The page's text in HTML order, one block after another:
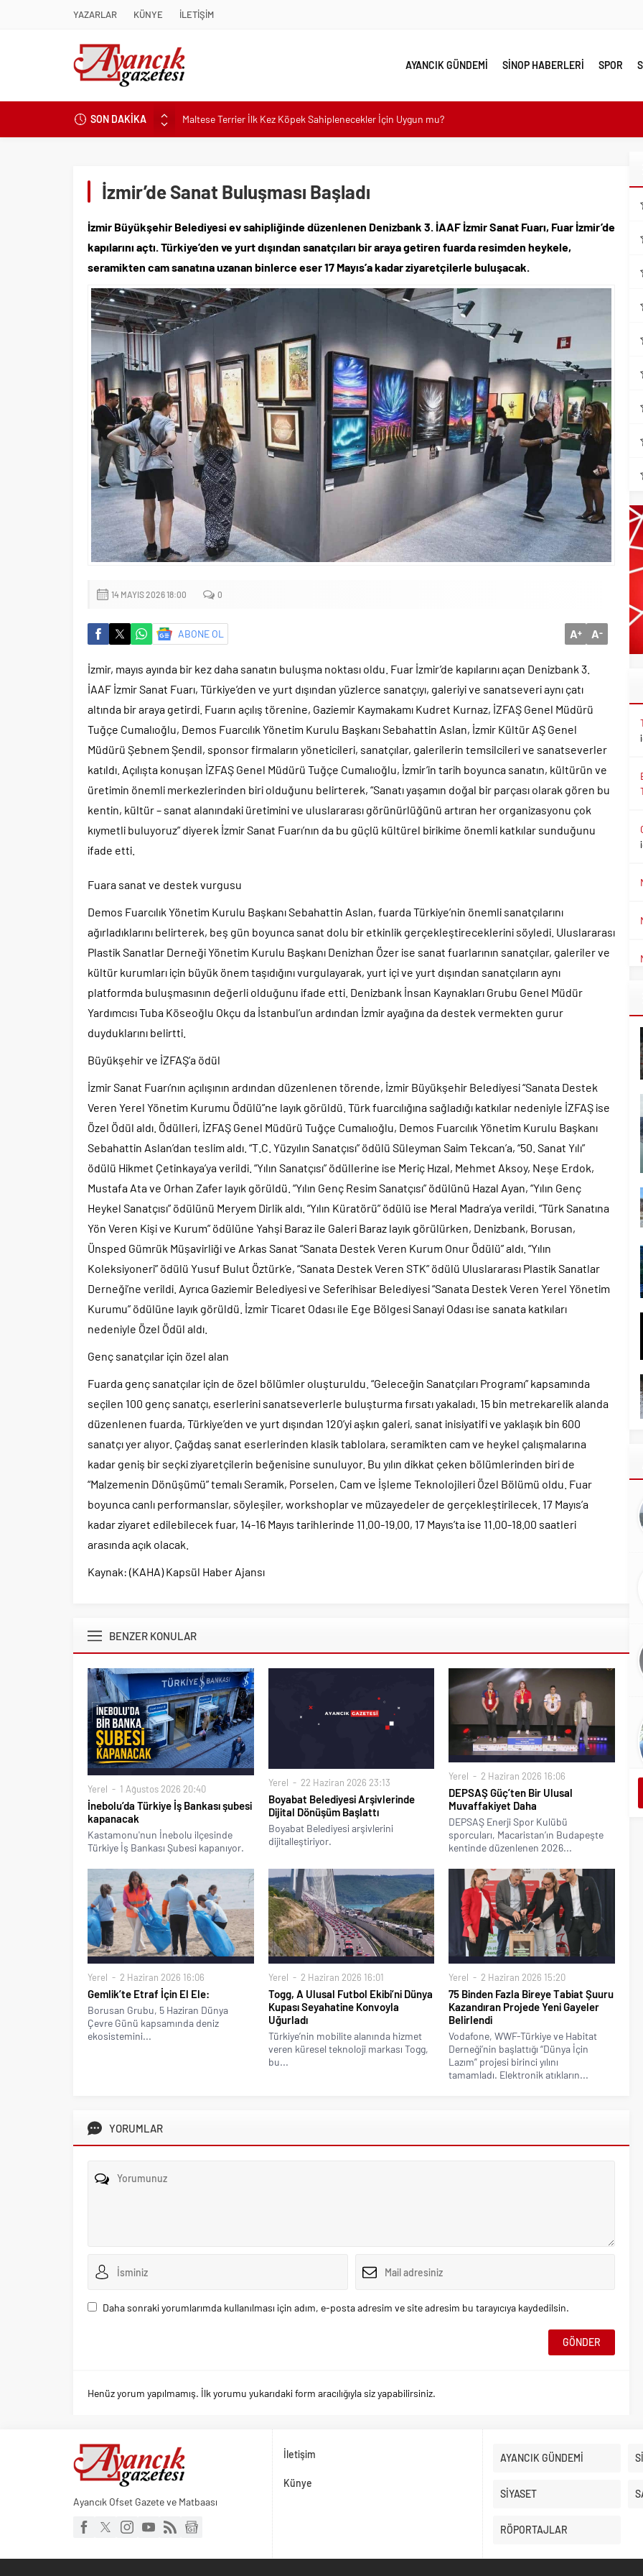
YAZARLAR KÜNYE İLETİŞİM
AYANCIK GÜNDEMİ SİNOP HABERLERİ SPOR
SON DAKİKA
Hastalıktan Ari İşletmelerde Yeni Model Ele Alındı
Üsküdar’da Açık Hava Sinema Günleri Nostalji Dolu Klasiklerle Devam Ediyor
Sinop’ta Denize Girilecek 3 Mükemmel Yer
İzmir’de Sanat Buluşması Başladı
İzmir Büyükşehir Belediyesi ev sahipliğinde düzenlenen Denizbank 3. İAAF İzmir Sanat Fuarı, Fuar İzmir’de
kapılarını açtı. Türkiye’den ve yurt dışından sanatçıları bir araya getiren fuarda resimden heykele,
seramikten cam sanatına uzanan binlerce eser 17 Mayıs’a kadar ziyaretçilerle buluşacak.
14 MAYIS 2026 18:00 0
ABONE OL A+ A-
İzmir, mayıs ayında bir kez daha sanatın buluşma noktası oldu. Fuar İzmir’de kapılarını açan Denizbank 3.
İAAF İzmir Sanat Fuarı, Türkiye’den ve yurt dışından yüzlerce sanatçıyı, galeriyi ve sanatseveri aynı çatı
altında bir araya getirdi. Fuarın açılış törenine, Gaziemir Kaymakamı Kudret Kurnaz, İZFAŞ Genel Müdürü
Tuğçe Cumalıoğlu, Demos Fuarcılık Yönetim Kurulu Başkanı Sebahattin Aslan, İzmir Kültür AŞ Genel
Müdürü Şebnem Şendil, sponsor firmaların yöneticileri, sanatçılar, galerilerin temsilcileri ve sanatseverler
katıldı. Açılışta konuşan İZFAŞ Genel Müdürü Tuğçe Cumalıoğlu, İzmir’in tarih boyunca sanatın, kültürün ve
üretimin önemli merkezlerinden biri olduğunu belirterek, “Sanatı yaşamın doğal bir parçası olarak gören bu
kentin, kültür – sanat alanındaki üretimini ve uluslararası görünürlüğünü artıran her organizasyonu çok
kıymetli buluyoruz” diyerek İzmir Sanat Fuarı’nın da bu güçlü kültürel birikime önemli katkılar sunduğunu
ifade etti.
Fuara sanat ve destek vurgusu
Demos Fuarcılık Yönetim Kurulu Başkanı Sebahattin Aslan, fuarda Türkiye’nin önemli sanatçılarını
ağırladıklarını belirterek, beş gün boyunca sanat dolu bir etkinlik gerçekleştireceklerini söyledi. Uluslararası
Plastik Sanatlar Derneği Yönetim Kurulu Başkanı Denizhan Özer ise sanat fuarlarının sanatçılar, galeriler ve
kültür kurumları için büyük önem taşıdığını vurgulayarak, yurt içi ve yurt dışından sanatçıların aynı
platformda buluşmasının değerli olduğunu ifade etti. Denizbank İnsan Kaynakları Grubu Genel Müdür
Yardımcısı Tuba Köseoğlu Okçu da İstanbul’un ardından İzmir ayağına da destek vermekten gurur
duyduklarını belirtti.
Büyükşehir ve İZFAŞ’a ödül
İzmir Sanat Fuarı’nın açılışının ardından düzenlenen törende, İzmir Büyükşehir Belediyesi “Sanata Destek
Veren Yerel Yönetim Kurumu Ödülü”ne layık görüldü. Türk fuarcılığına sağladığı katkılar nedeniyle İZFAŞ ise
Özel Ödül aldı. Ödülleri, İZFAŞ Genel Müdürü Tuğçe Cumalıoğlu, Demos Fuarcılık Yönetim Kurulu Başkanı
Sebahattin Aslan’dan teslim aldı. “T.C. Yüzyılın Sanatçısı” ödülü Süleyman Saim Tekcan’a, “50. Sanat Yılı”
ödülü Hikmet Çetinkaya’ya verildi. “Yılın Sanatçısı” ödüllerine ise Meriç Hızal, Mehmet Aksoy, Neşe Erdok,
Mustafa Ata ve Orhan Zafer layık görüldü. “Yılın Genç Resim Sanatçısı” ödülünü Hazal Ayan, “Yılın Genç
Heykel Sanatçısı” ödülünü Meryem Dirlik aldı. “Yılın Küratörü” ödülü ise Meral Madra’ya verildi. “Türk Sanatına
Yön Veren Kişi ve Kurum” ödülüne Yahşi Baraz ile Galeri Baraz layık görülürken, Denizbank, Borusan,
Ünsped Gümrük Müşavirliği ve Arkas Sanat “Sanata Destek Veren Kurum Onur Ödülü” aldı. “Yılın
Koleksiyoneri” ödülü Yusuf Bulut Öztürk’e, “Sanata Destek Veren STK” ödülü Uluslararası Plastik Sanatlar
Derneği’ne verildi. Ayrıca Gaziemir Belediyesi ve Seferihisar Belediyesi “Sanata Destek Veren Yerel Yönetim
Kurumu” ödülüne layık görüldü. İzmir Ticaret Odası ile Ege Bölgesi Sanayi Odası ise sanata katkıları
nedeniyle Özel Ödül aldı.
Genç sanatçılar için özel alan
Fuarda genç sanatçılar için de özel bölümler oluşturuldu. “Geleceğin Sanatçıları Programı” kapsamında
seçilen 100 genç sanatçı, eserlerini sanatseverlerle buluşturma fırsatı yakaladı. 15 bin metrekarelik alanda
düzenlenen fuarda, Türkiye’den ve yurt dışından 120’yi aşkın galeri, sanat inisiyatifi ve yaklaşık bin 600
sanatçı yer alıyor. Çağdaş sanat eserlerinden klasik tablolara, seramikten cam ve heykel çalışmalarına
kadar geniş bir seçki ziyaretçilerin beğenisine sunuluyor. Bu yılın dikkat çeken bölümlerinden biri de
“Malzemenin Dönüşümü” temalı Seramik, Porselen, Cam ve İşleme Teknolojileri Özel Bölümü oldu. Fuar
boyunca canlı performanslar, söyleşiler, workshoplar ve müzayedeler de gerçekleştirilecek. 17 Mayıs’a
kadar ziyaret edilebilecek fuar, 14-16 Mayıs tarihlerinde 11.00-19.00, 17 Mayıs’ta ise 11.00-18.00 saatleri
arasında açık olacak.
Kaynak: (KAHA) Kapsül Haber Ajansı
BENZER KONULAR
Yerel 1 Ağustos 2026 20:40
İnebolu’da Türkiye İş Bankası şubesi
kapanacak
Kastamonu'nun İnebolu ilçesinde
Türkiye İş Bankası Şubesi kapanıyor.
Yerel 22 Haziran 2026 23:13
Boyabat Belediyesi Arşivlerinde
Dijital Dönüşüm Başlattı
Boyabat Belediyesi arşivlerini
dijitalleştiriyor.
Yerel 2 Haziran 2026 16:06
DEPSAŞ Güç’ten Bir Ulusal
Muvaffakiyet Daha
DEPSAŞ Enerji Spor Kulübü
sporcuları, Macaristan’ın Budapeşte
kentinde düzenlenen 2026...
Yerel 2 Haziran 2026 16:06
Gemlik’te Etraf İçin El Ele:
Borusan Grubu, 5 Haziran Dünya
Çevre Günü kapsamında deniz
ekosistemini...
Yerel 2 Haziran 2026 16:01
Togg, A Ulusal Futbol Ekibi’ni Dünya
Kupası Seyahatine Konvoyla
Uğurladı
Türkiye’nin mobilite alanında hizmet
veren küresel teknoloji markası Togg,
bu...
Yerel 2 Haziran 2026 15:20
75 Binden Fazla Bireye Tabiat Şuuru
Kazandıran Projede Yeni Gayeler
Belirlendi
Vodafone, WWF-Türkiye ve Habitat
Derneği’nin başlattığı “Dünya İçin
Lazım” projesi birinci yılını
tamamladı. Elektronik atıkların...
YORUMLAR
Daha sonraki yorumlarımda kullanılması için adım, e-posta adresim ve site adresim bu tarayıcıya kaydedilsin.
Henüz yorum yapılmamış. İlk yorumu yukarıdaki form aracılığıyla siz yapabilirsiniz.
Ayancık Ofset Gazete ve Matbaası
İletişim
Künye
AYANCIK GÜNDEMİ
SİYASET
RÖPORTAJLAR